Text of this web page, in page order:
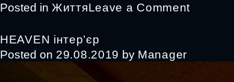
Posted in ЖиттяLeave a Comment
Heaven
HEAVEN інтер’єр
Posted on 29.08.2019 by Manager